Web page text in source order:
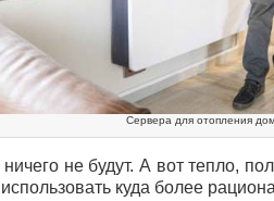
Сервера для отопления
не будут. А вот тепло,
куда более